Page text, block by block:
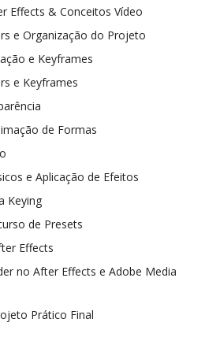
Effects & Conceitos Vídeo
e Organização do Projeto
e Keyframes
e Keyframes
de Formas
e Aplicação de Efeitos
Keying
de Presets
Effects
no After Effects e Adobe Media
Prático Final